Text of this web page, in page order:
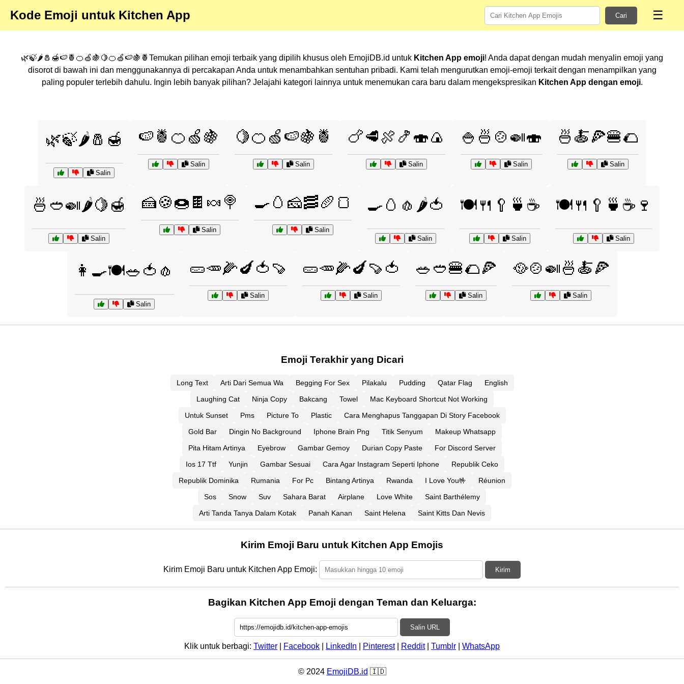
Kode Emoji untuk Kitchen App Cari ☰
🌿🍃🌶️🧂🍯🍉🍍🍊🍏🍇🍋🍊🍏🍉🍇🍍Temukan pilihan emoji terbaik yang dipilih khusus oleh EmojiDB.id untuk Kitchen App emoji! Anda dapat dengan mudah menyalin emoji yang
disorot di bawah ini dan menggunakannya di percakapan Anda untuk menambahkan sentuhan pribadi. Kami telah mengurutkan emoji-emoji terkait dengan menampilkan yang
paling populer terlebih dahulu. Ingin lebih banyak pilihan? Jelajahi kategori lainnya untuk menemukan cara baru dalam mengekspresikan Kitchen App dengan emoji.
🌿🍃🌶️🧂🍯
Salin
🍉🍍🍊🍏🍇
Salin
🍋🍊🍏🍉🍇🍍
Salin
🍗🥩🍖🍤🍣🍙
Salin
🍚🍜🍲🍛🍣
Salin
🍜🍝🍕🍔🌮
Salin
🍜🥙🍛🌶️🍋🍯
Salin
🍰🍪🍩🍫🍬🍭
Salin
🍳🥚🧀🥓🥖🍞
Salin
🍳🥚🧄🌶️🍅
Salin
🍽️🍴🥄🍵☕
Salin
🍽️🍴🥄🍵☕🍷
Salin
👩‍🍳🍽️🥗🍅🧄
Salin
🥒🥕🌽🍆🍅🍠
Salin
🥒🥕🌽🍆🍠🍅
Salin
🥗🥙🍔🌮🍕
Salin
🥘🍲🍛🍜🍝🍕
Salin
Emoji Terakhir yang Dicari
Long Text Arti Dari Semua Wa Begging For Sex Pilakalu Pudding Qatar Flag
English
Laughing Cat
Ninja Copy Bakcang Towel
Mac Keyboard Shortcut Not Working
Untuk Sunset
Pms Picture To Plastic
Cara Menghapus Tanggapan Di Story Facebook
Gold Bar
Dingin No Background Iphone Brain Png Titik Senyum
Makeup Whatsapp
Pita Hitam Artinya
Eyebrow Gambar Gemoy Durian Copy Paste
For Discord Server
Ios 17 Ttf
Yunjin Gambar Sesuai Cara Agar Instagram Seperti Iphone
Republik Ceko
Republik Dominika
Rumania For Pc Bintang Artinya Rwanda I Love You🤟
Réunion
Sos
Snow Suv Sahara Barat Airplane Love White
Saint Barthélemy
Arti Tanda Tanya Dalam Kotak
Panah Kanan Saint Helena Saint Kitts Dan Nevis
Kirim Emoji Baru untuk Kitchen App Emojis
Kirim Emoji Baru untuk Kitchen App Emoji: Kirim
Bagikan Kitchen App Emoji dengan Teman dan Keluarga:
Salin URL
Klik untuk berbagi: Twitter Facebook LinkedIn Pinterest| Reddit| Tumblr WhatsApp
© 2024 EmojiDB.id 🇮🇩